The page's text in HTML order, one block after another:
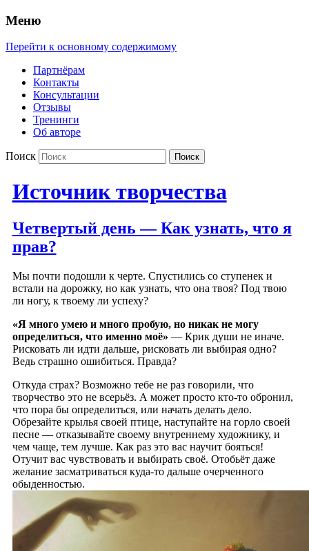
Меню
Перейти к основному содержимому
Партнёрам
Контакты
Консультации
Отзывы
Тренинги
Об авторе
Поиск
Источник творчества
Четвертый день — Как узнать, что я
прав?
Мы почти подошли к черте. Спустились со ступенек и
встали на дорожку, но как узнать, что она твоя? Под твою
ли ногу, к твоему ли успеху?
«Я много умею и много пробую, но никак не могу
определиться, что именно моё» — Крик души не иначе.
Рисковать ли идти дальше, рисковать ли выбирая одно?
Ведь страшно ошибиться. Правда?
Откуда страх? Возможно тебе не раз говорили, что
творчество это не всерьёз. А может просто кто-то обронил,
что пора бы определиться, или начать делать дело.
Обрезайте крылья своей птице, наступайте на горло своей
песне — отказывайте своему внутреннему художнику, и
чем чаще, тем лучше. Как раз это вас научит бояться!
Отучит вас чувствовать и выбирать своё. Отобьёт даже
желание засматриваться куда-то дальше очерченного
обыденностью.